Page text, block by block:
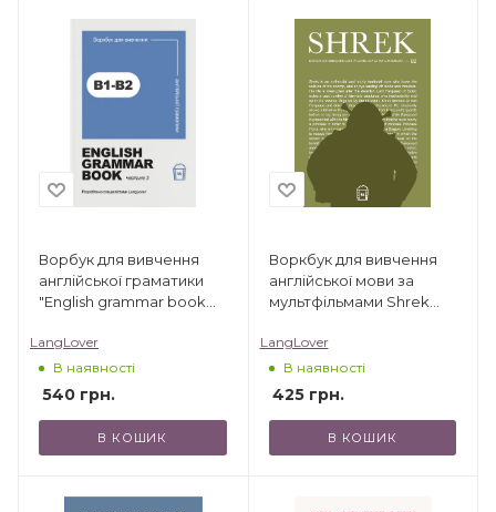
Ворбук для вивчення
англійської граматики
"English grammar book
LangLover
В наявності
540 грн.
В КОШИК
Воркбук для вивчення
англійської мови за
мультфільмами Shrek
LangLover
В наявності
425грн.
В КОШИК